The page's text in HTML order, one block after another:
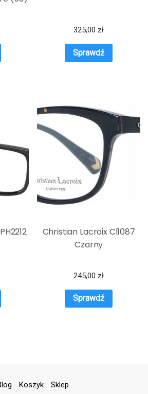
325,00 zł
Sprawdź
Christian Lacroix Cl1087
Czarny
245,00 zł
Sprawdź
Koszyk Sklep